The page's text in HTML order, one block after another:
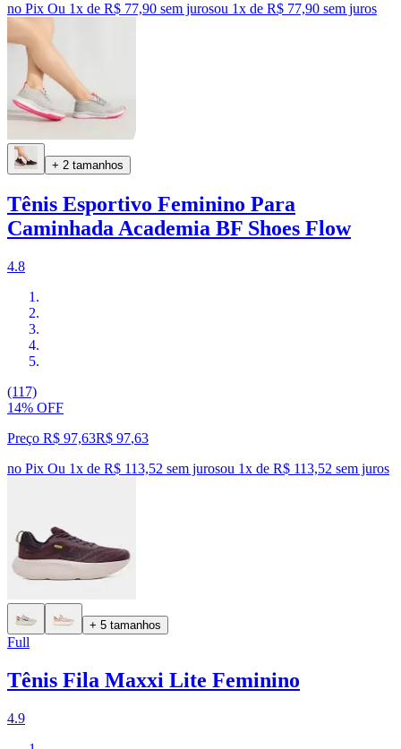
no Pix Ou 1x de R$ 77,90 sem jurosou 1x de R$ 77,90 sem juros
+ 2 tamanhos
Tênis Esportivo Feminino Para
Caminhada Academia BF Shoes Flow
4.8
(117)
14% OFF
Preço R$ 97,63R$ 97,63
no Pix Ou 1x de R$ 113,52 sem jurosou 1x de R$ 113,52 sem juros
+ 5 tamanhos
Full
Tênis Fila Maxxi Lite Feminino
4.9